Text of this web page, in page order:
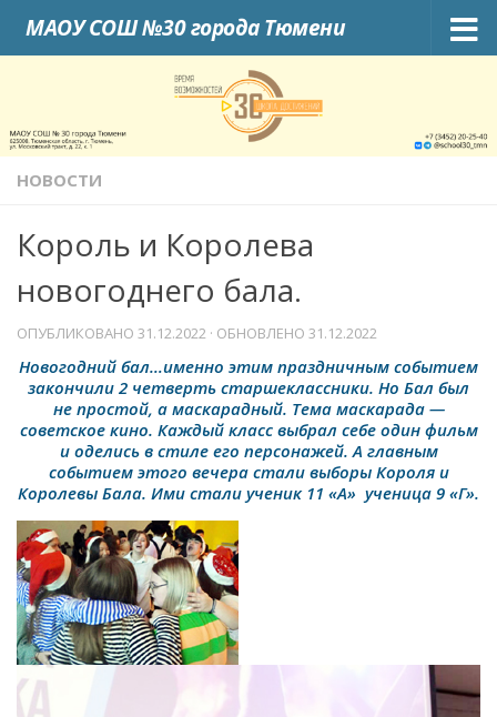
Skip to content
МАОУ СОШ №30 города Тюмени
НОВОСТИ
Король и Королева
новогоднего бала.
ОПУБЛИКОВАНО 31.12.2022 · ОБНОВЛЕНО 31.12.2022
Новогодний бал…именно этим праздничным событием
закончили 2 четверть старшеклассники. Но Бал был
не простой, а маскарадный. Тема маскарада —
советское кино. Каждый класс выбрал себе один фильм
и оделись в стиле его персонажей. А главным
событием этого вечера стали выборы Короля и
Королевы Бала. Ими стали ученик 11 «А» ученица 9 «Г».